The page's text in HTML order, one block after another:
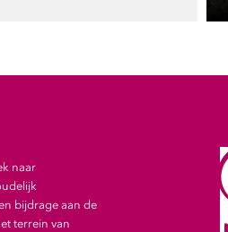
naar
bijdrage aan de
terrein van